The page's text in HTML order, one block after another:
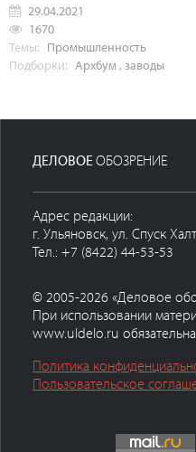
29.04.2021
1670
Темы: Промышленность
Подборки: Архбум,заводы
ДЕЛОВОЕ ОБОЗРЕНИЕ
Адрес редакции:
г. Ульяновск, ул. Спуск
Тел.: +7 (8422) 44-53-53
© 2005-2026 «Деловое
При использовании
www.uldelo.ru
Политика
Пользовательское